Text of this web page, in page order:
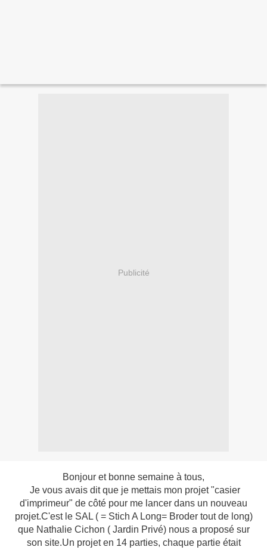
Publicité
Bonjour et bonne semaine à tous,
Je vous avais dit que je mettais mon projet "casier
d'imprimeur" de côté pour me lancer dans un nouveau
projet.C'est le SAL ( = Stich A Long= Broder tout de long)
que Nathalie Cichon ( Jardin Privé) nous a proposé sur
son site.Un projet en 14 parties, chaque partie était